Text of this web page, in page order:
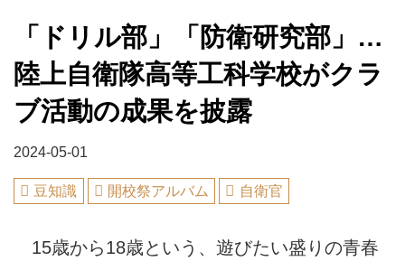
「ドリル部」「防衛研究部」…
陸上自衛隊高等工科学校がクラ
ブ活動の成果を披露
2024-05-01
豆知識 開校祭アルバム 自衛官
15歳から18歳という、遊びたい盛りの青春